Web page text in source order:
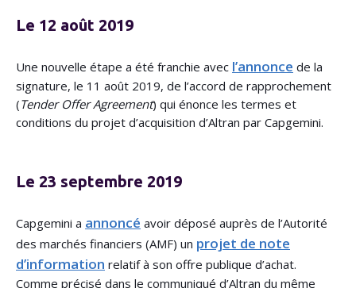
Le 12 août 2019
Une nouvelle étape a été franchie avec l’annonce de la
signature, le 11 août 2019, de l’accord de rapprochement
(Tender Offer Agreement) qui énonce les termes et
conditions du projet d’acquisition d’Altran par Capgemini.
Le 23 septembre 2019
Capgemini a annoncé avoir déposé auprès de l’Autorité
des marchés financiers (AMF) un projet de note
d’information relatif à son offre publique d’achat.
Comme précisé dans le communiqué d’Altran du même